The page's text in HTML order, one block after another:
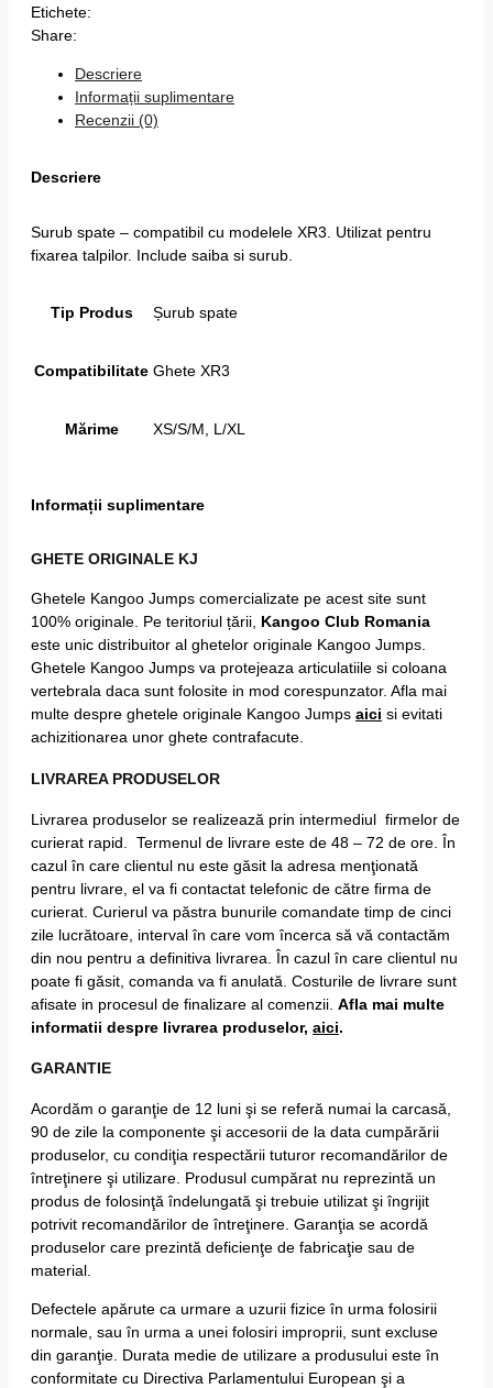
Etichete:
Share:
Descriere
Informații suplimentare
Recenzii (0)
Descriere
Surub spate – compatibil cu modelele XR3. Utilizat pentru
fixarea talpilor. Include saiba si surub.
Tip Produs Șurub spate
Compatibilitate Ghete XR3
Mărime XS/S/M, L/XL
Informații suplimentare
GHETE ORIGINALE KJ
Ghetele Kangoo Jumps comercializate pe acest site sunt
100% originale. Pe teritoriul țării, Kangoo Club Romania
este unic distribuitor al ghetelor originale Kangoo Jumps.
Ghetele Kangoo Jumps va protejeaza articulatiile si coloana
vertebrala daca sunt folosite in mod corespunzator. Afla mai
multe despre ghetele originale Kangoo Jumps aici si evitati
achizitionarea unor ghete contrafacute.
LIVRAREA PRODUSELOR
Livrarea produselor se realizează prin intermediul firmelor de
curierat rapid. Termenul de livrare este de 48 – 72 de ore. În
cazul în care clientul nu este găsit la adresa menţionată
pentru livrare, el va fi contactat telefonic de către firma de
curierat. Curierul va păstra bunurile comandate timp de cinci
zile lucrătoare, interval în care vom încerca să vă contactăm
din nou pentru a definitiva livrarea. În cazul în care clientul nu
poate fi găsit, comanda va fi anulată. Costurile de livrare sunt
afisate in procesul de finalizare al comenzii. Afla mai multe
informatii despre livrarea produselor, aici.
GARANTIE
Acordăm o garanţie de 12 luni şi se referă numai la carcasă,
90 de zile la componente şi accesorii de la data cumpărării
produselor, cu condiţia respectării tuturor recomandărilor de
întreţinere şi utilizare. Produsul cumpărat nu reprezintă un
produs de folosinţă îndelungată şi trebuie utilizat şi îngrijit
potrivit recomandărilor de întreţinere. Garanţia se acordă
produselor care prezintă deficienţe de fabricaţie sau de
material.
Defectele apărute ca urmare a uzurii fizice în urma folosirii
normale, sau în urma a unei folosiri improprii, sunt excluse
din garanţie. Durata medie de utilizare a produsului este în
conformitate cu Directiva Parlamentului European şi a